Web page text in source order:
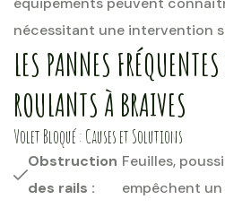
nécessitant une intervention
LES PANNES
ROULANTS À BRAIVES
Volet Bloqué : Causes et Solutions
Obstruction
des rails :
Feuilles,
empêchent